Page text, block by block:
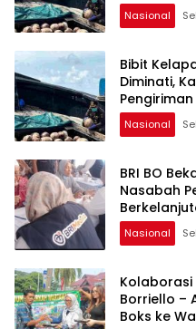
Nasional
Bibit
Diminati,
Nasional
BRI BO
Nasabah
Nasional
Kolaborasi
Borriello –
Boks ke